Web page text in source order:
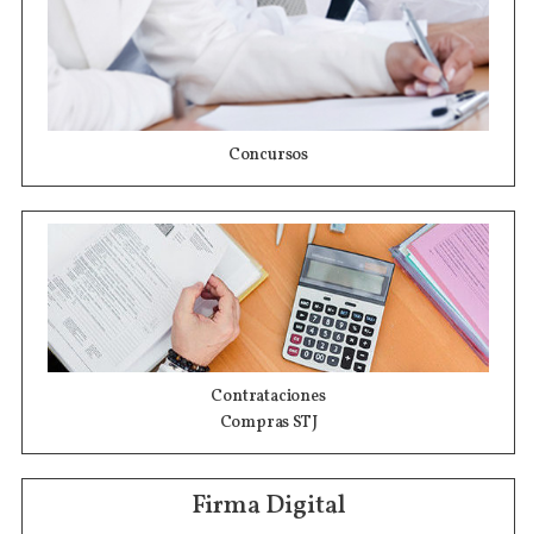
Concursos
Contrataciones
Compras STJ
Firma Digital